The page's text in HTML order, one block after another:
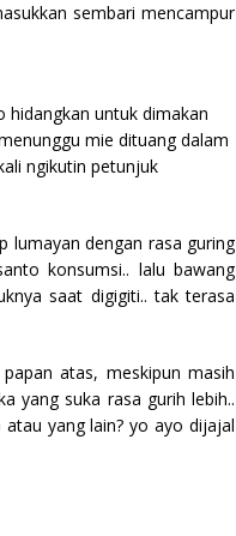
sembari mencampur
hidangkan untuk dimakan
mie dituang dalam
ngikutin petunjuk
lumayan dengan rasa guring
konsumsi.. lalu bawang
saat digigiti.. tak terasa
atas, meskipun masih
yang suka rasa gurih lebih..
yang lain? yo ayo dijajal